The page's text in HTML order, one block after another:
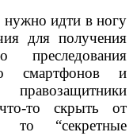
нужно идти в ногу
для получения
преследования
смартфонов и
то скрыть от
то “секретные